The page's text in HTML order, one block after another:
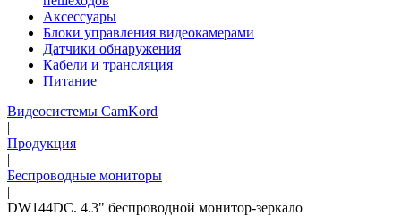
Аксессуары
Блоки управления видеокамерами
Датчики обнаружения
Кабели и трансляция
Питание
Видеосистемы CamKord
|
Продукция
|
Беспроводные мониторы
|
DW144DC. 4.3" беспроводной монитор-зеркало